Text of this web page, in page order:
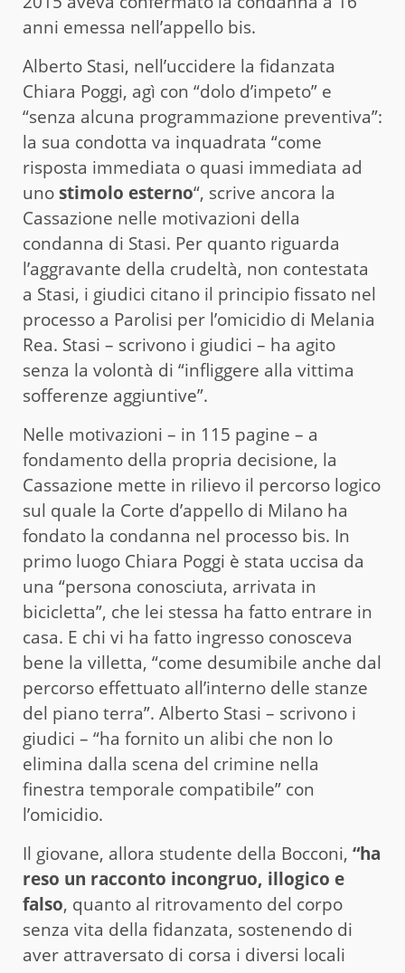
anni emessa nell’appello bis.
Alberto Stasi, nell’uccidere la fidanzata
Chiara Poggi, agì con “dolo d’impeto” e
“senza alcuna programmazione preventiva”:
la sua condotta va inquadrata “come
risposta immediata o quasi immediata ad
uno stimolo esterno“, scrive ancora la
Cassazione nelle motivazioni della
condanna di Stasi. Per quanto riguarda
l’aggravante della crudeltà, non contestata
a Stasi, i giudici citano il principio fissato nel
processo a Parolisi per l’omicidio di Melania
Rea. Stasi – scrivono i giudici – ha agito
senza la volontà di “infliggere alla vittima
sofferenze aggiuntive”.
Nelle motivazioni – in 115 pagine – a
fondamento della propria decisione, la
Cassazione mette in rilievo il percorso logico
sul quale la Corte d’appello di Milano ha
fondato la condanna nel processo bis. In
primo luogo Chiara Poggi è stata uccisa da
una “persona conosciuta, arrivata in
bicicletta”, che lei stessa ha fatto entrare in
casa. E chi vi ha fatto ingresso conosceva
bene la villetta, “come desumibile anche dal
percorso effettuato all’interno delle stanze
del piano terra”. Alberto Stasi – scrivono i
giudici – “ha fornito un alibi che non lo
elimina dalla scena del crimine nella
finestra temporale compatibile” con
l’omicidio.
Il giovane, allora studente della Bocconi, “ha
reso un racconto incongruo, illogico e
falso, quanto al ritrovamento del corpo
senza vita della fidanzata, sostenendo di
aver attraversato di corsa i diversi locali